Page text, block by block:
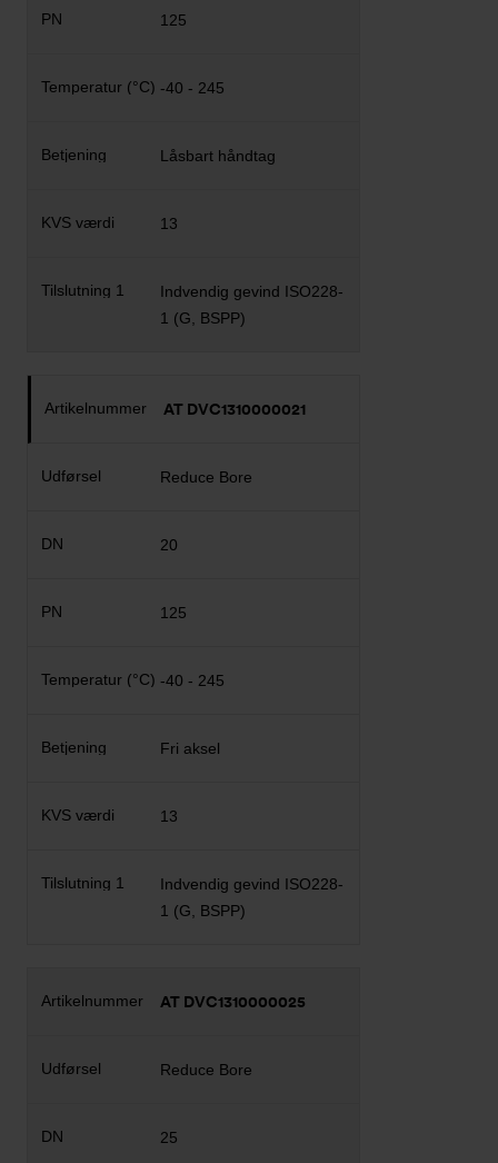
125
-40 - 245
Låsbart håndtag
13
Indvendig gevind ISO228-
1 (G, BSPP)
AT DVC1310000021
Reduce Bore
20
125
-40 - 245
Fri aksel
13
Indvendig gevind ISO228-
1 (G, BSPP)
AT DVC1310000025
Reduce Bore
25